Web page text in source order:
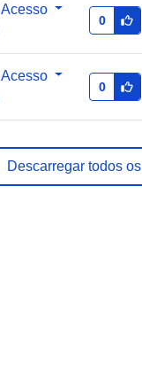
Acesso
0
Acesso
0
Descarregar todos os